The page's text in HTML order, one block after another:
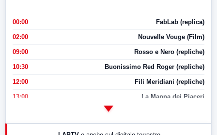
00:00 FabLab (replica)
02:00 Nouvelle Vouge (Film)
09:00 Rosso e Nero (repliche)
10:30 Buonissimo Red Roger (repliche)
12:00 Fili Meridiani (repliche)
13:00 La Mappa dei Piaceri